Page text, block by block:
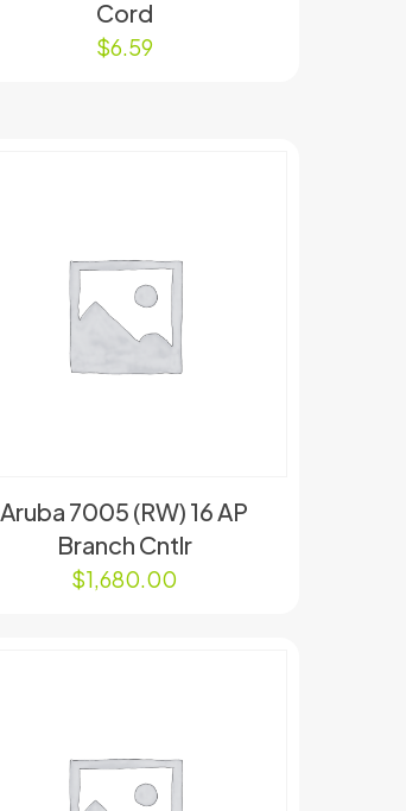
Cord
$6.59
Aruba 7005 (RW) 16 AP
Branch Cntlr
$1,680.00